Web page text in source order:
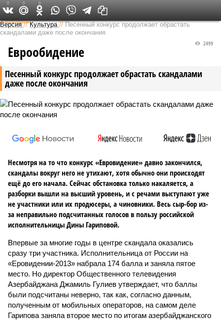
Федеральный выпуск
Версия //Культура //Песенный конкурс продолжает обрастать
скандалами даже после окончания
Песенный конкурс продолжает обрастать скандалами
даже после окончания
2499
Еврообидение
Несмотря на то что конкурс «Евровидение» давно закончился,
скандалы вокруг него не утихают, хотя обычно они происходят
ещё до его начала. Сейчас обстановка только накаляется, а
разборки вышли на высший уровень, и с речами выступают уже
не участники или их продюсеры, а чиновники. Весь сыр-бор из-
за неправильно подсчитанных голосов в пользу российской
исполнительницы Дины Гариповой.
Впервые за многие годы в центре скандала оказались
сразу три участника. Исполнительница от России на
«Еровидении-2013» набрала 174 балла и заняла пятое
место. Но директор Общественного телевидения
Азербайджана Джамиль Гулиев утверждает, что баллы
были подсчитаны неверно, так как, согласно данным,
полученным от мобильных операторов, на самом деле
Гарипова заняла второе место по итогам азербайджанского
0 0 0